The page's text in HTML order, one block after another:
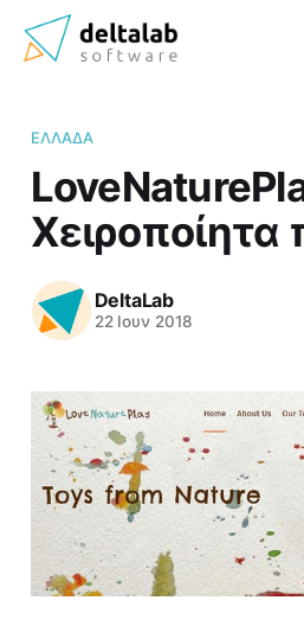
ΕΛΛΆΔΑ
Χειροποίητα
DeltaLab
22 Ιουν 2018